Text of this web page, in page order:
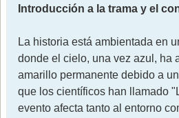
Introducción a la trama y el
La historia está ambientada en
donde el cielo, una vez azul, ha
amarillo permanente debido a
que los científicos han llamado
evento afecta tanto al entorno